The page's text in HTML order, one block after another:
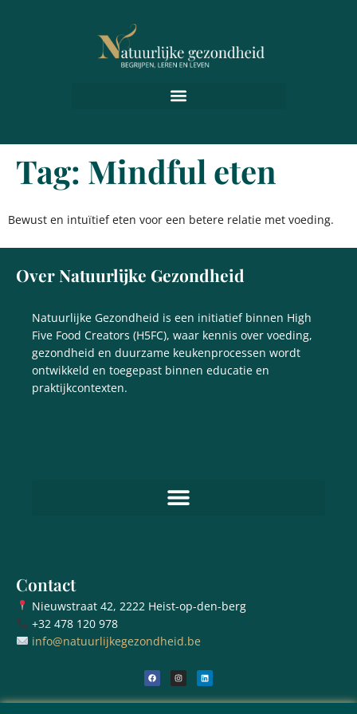
Tag: Mindful eten
Bewust en intuïtief eten voor een betere relatie met voeding.
Over Natuurlijke Gezondheid
Natuurlijke Gezondheid is een initiatief binnen High
Five Food Creators (H5FC), waar kennis over voeding,
gezondheid en duurzame keukenprocessen wordt
ontwikkeld en toegepast binnen educatie en
praktijkcontexten.
Contact
Nieuwstraat 42, 2222 Heist-op-den-berg
+32 478 120 978
info@natuurlijkegezondheid.be